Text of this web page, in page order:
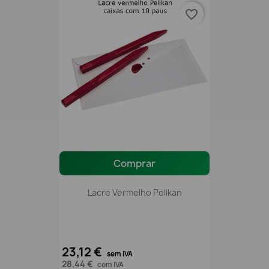
Comprar
Lacre Vermelho Pelikan
23,12 € sem IVA
28,44 € com IVA
favorite_border